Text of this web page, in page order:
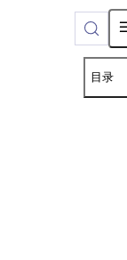
index is
目录